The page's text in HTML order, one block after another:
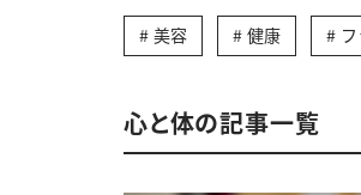
美容 健康
心と体の記事一覧